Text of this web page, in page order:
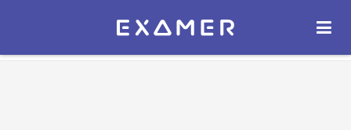
Экзамер — ЕГЭ 2027
ОТКРЫТЬ